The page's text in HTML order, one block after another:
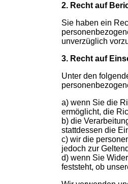
2. Recht auf
Sie haben ein
unverzüglich
3. Recht auf
Unter den
a) wenn Sie die
ermöglicht, die
b) die
stattdessen die
c) wir die
jedoch zur
d) wenn Sie
feststeht, ob